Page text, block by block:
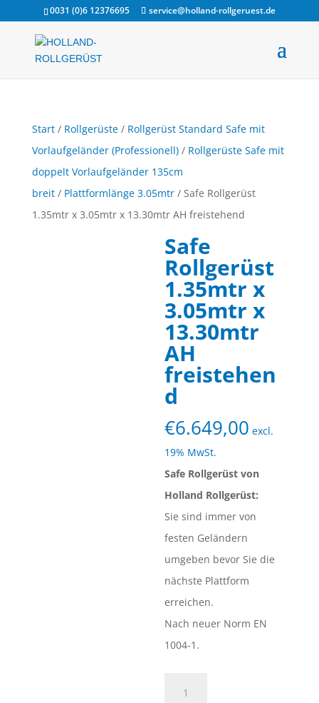
0031 (0)6 12376695 service@holland-rollgeruest.de
Start/ Rollgerüste/ Rollgerüst Standard Safe mit
Vorlaufgeländer (Professionell)/ Rollgerüste Safe mit
doppelt Vorlaufgeländer 135cm
breit/ Plattformlänge 3.05mtr/ Safe Rollgerüst
1.35mtr x 3.05mtr x 13.30mtr AH freistehend
Safe
Rollgerüst
1.35mtr x
3.05mtr x
13.30mtr
AH
freistehen
d
€6.649,00 excl.
19% MwSt.
Safe Rollgerüst von
Holland Rollgerüst:
Sie sind immer von
festen Geländern
umgeben bevor Sie die
nächste Plattform
erreichen.
Nach neuer Norm EN
1004-1.